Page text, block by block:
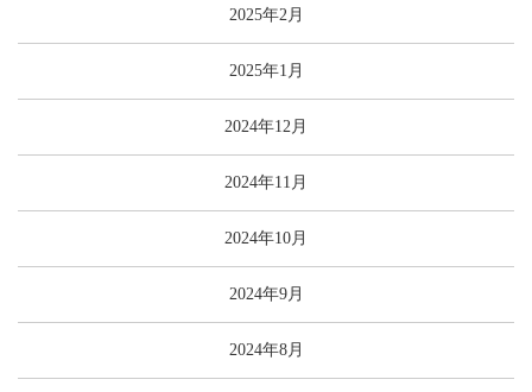
2025年2月
2025年1月
2024年12月
2024年11月
2024年10月
2024年9月
2024年8月